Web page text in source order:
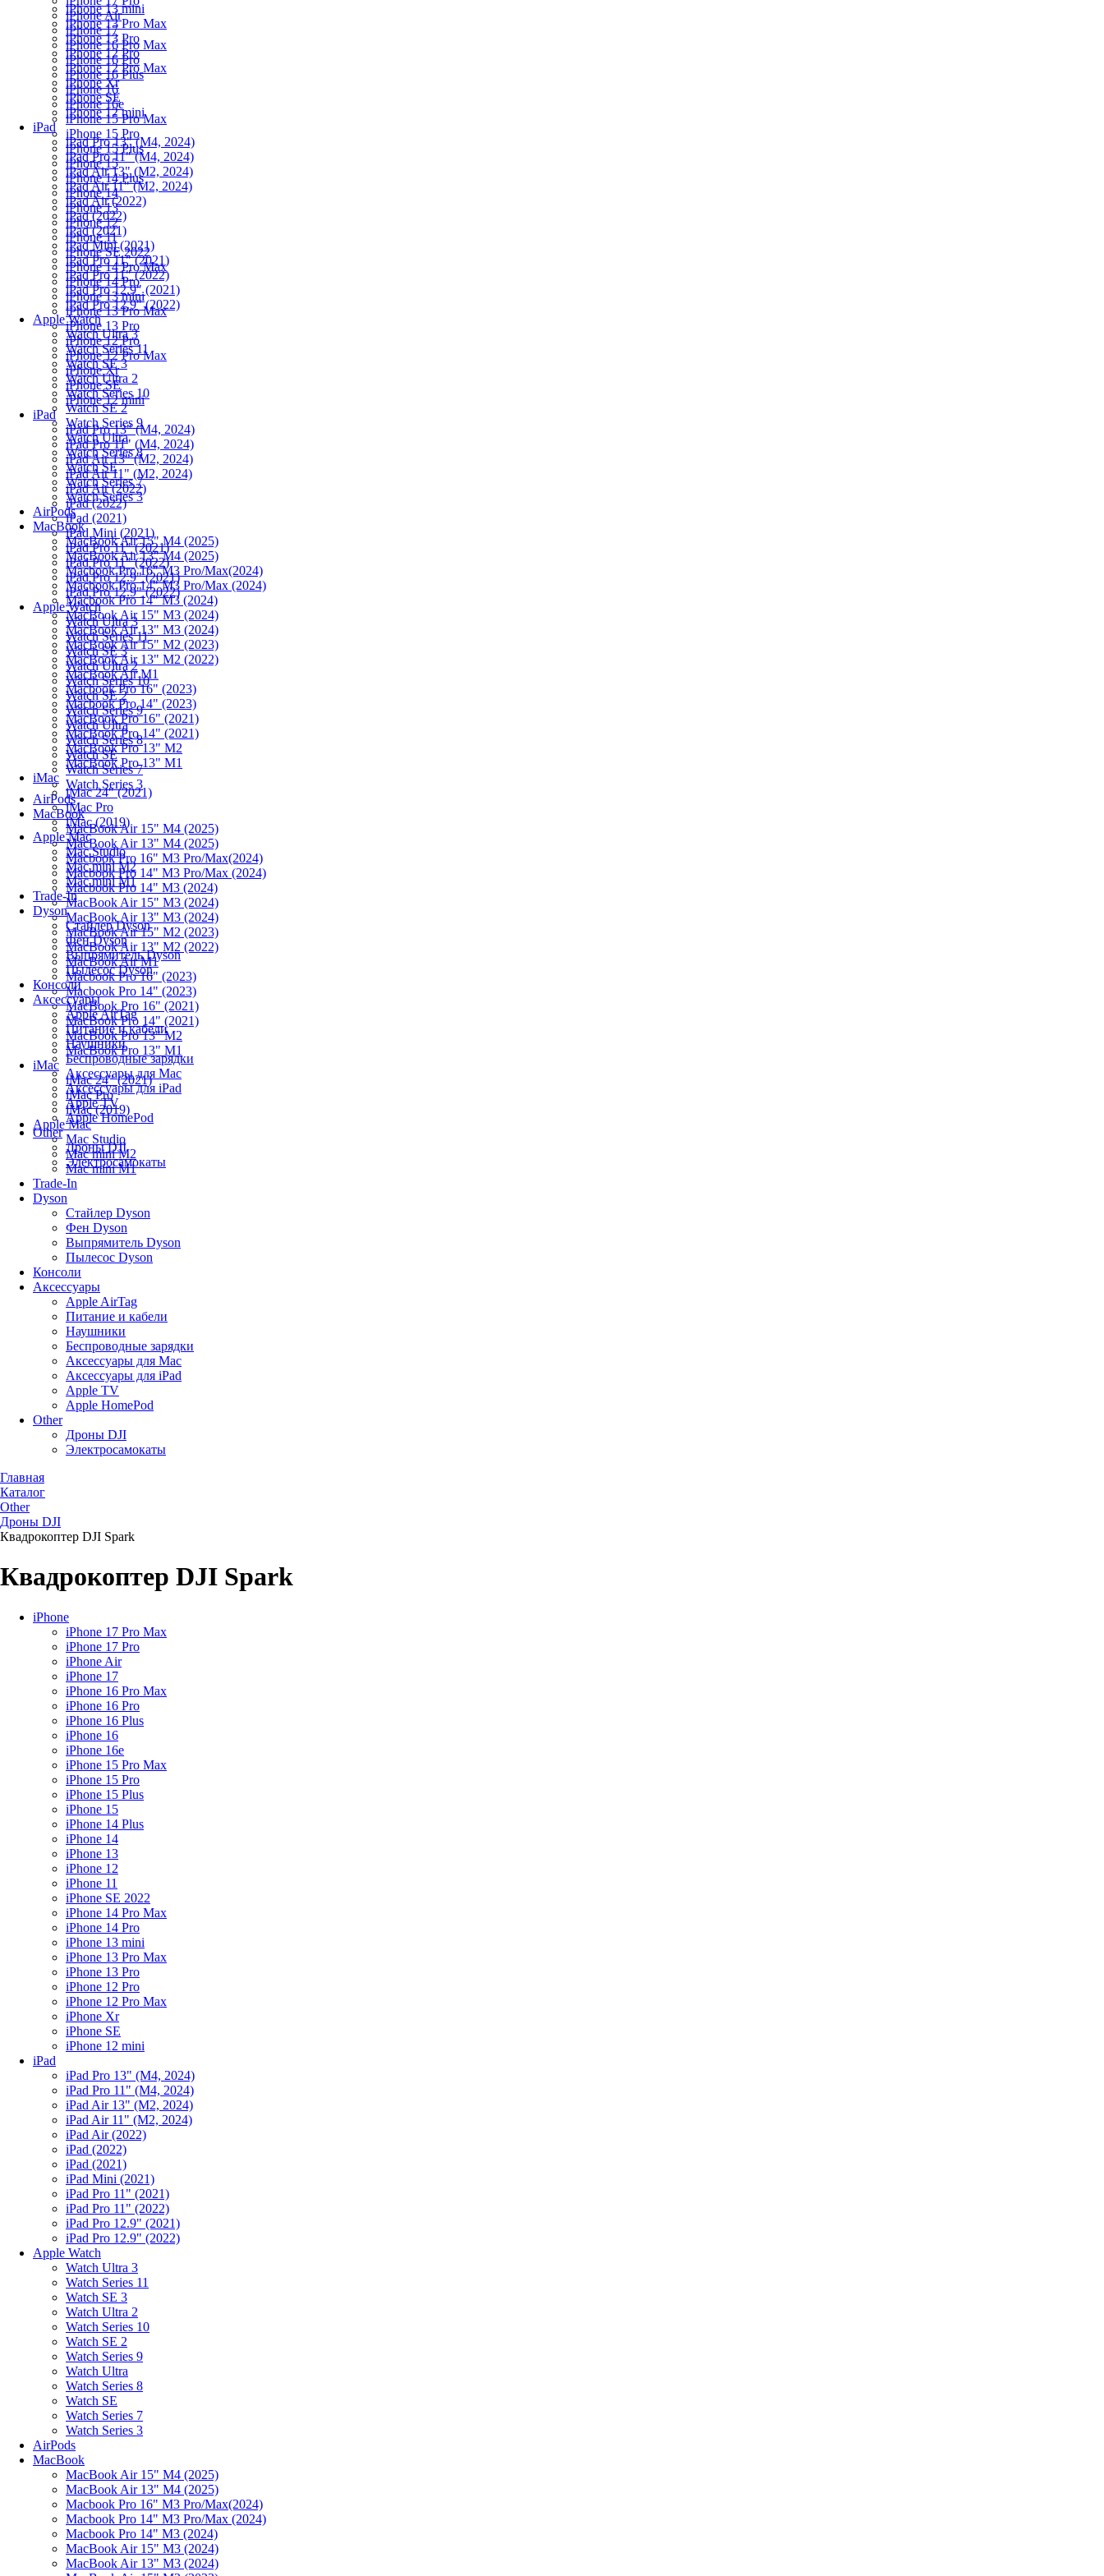
iPhone 13 mini
iPhone 13 Pro Max
iPhone 13 Pro
iPhone 12 Pro
iPhone 12 Pro Max
iPhone Xr
iPhone SE
iPhone 12 mini
iPad
iPad Pro 13" (M4, 2024)
iPad Pro 11" (M4, 2024)
iPad Air 13" (M2, 2024)
iPad Air 11" (M2, 2024)
iPad Air (2022)
iPad (2022)
iPad (2021)
iPad Mini (2021)
iPad Pro 11" (2021)
iPad Pro 11" (2022)
iPad Pro 12.9" (2021)
iPad Pro 12.9" (2022)
Apple Watch
Watch Ultra 3
Watch Series 11
Watch SE 3
Watch Ultra 2
Watch Series 10
Watch SE 2
Watch Series 9
Watch Ultra
Watch Series 8
Watch SE
Watch Series 7
Watch Series 3
AirPods
MacBook
MacBook Air 15" M4 (2025)
MacBook Air 13" M4 (2025)
Macbook Pro 16" M3 Pro/Max(2024)
Macbook Pro 14" M3 Pro/Max (2024)
Macbook Pro 14" M3 (2024)
MacBook Air 15" M3 (2024)
MacBook Air 13" M3 (2024)
MacBook Air 15" M2 (2023)
MacBook Air 13" M2 (2022)
MacBook Air M1
Macbook Pro 16" (2023)
Macbook Pro 14" (2023)
MacBook Pro 16" (2021)
MacBook Pro 14" (2021)
MacBook Pro 13" M2
MacBook Pro 13" M1
iMac
iMac 24" (2021)
iMac Pro
iMac (2019)
Apple Mac
Mac Studio
Mac mini M2
Mac mini M1
Trade-In
Dyson
Стайлер Dyson
Фен Dyson
Выпрямитель Dyson
Пылесос Dyson
Консоли
Аксессуары
Apple AirTag
Питание и кабели
Наушники
Беспроводные зарядки
Аксессуары для Mac
Аксессуары для iPad
Apple TV
Apple HomePod
Other
Дроны DJI
Электросамокаты
iPhone Air
iPhone 17
iPhone 16 Pro Max
iPhone 16 Pro
iPhone 16 Plus
iPhone 16
iPhone 16e
iPhone 15 Pro Max
iPhone 15 Pro
iPhone 15 Plus
iPhone 15
iPhone 14 Plus
iPhone 14
iPhone 13
iPhone 12
iPhone 11
iPhone SE 2022
iPhone 14 Pro Max
iPhone 14 Pro
iPhone 13 mini
iPhone 13 Pro Max
iPhone 13 Pro
iPhone 12 Pro
iPhone 12 Pro Max
iPhone Xr
iPhone SE
iPhone 12 mini
iPad
iPad Pro 13" (M4, 2024)
iPad Pro 11" (M4, 2024)
iPad Air 13" (M2, 2024)
iPad Air 11" (M2, 2024)
iPad Air (2022)
iPad (2022)
iPad (2021)
iPad Mini (2021)
iPad Pro 11" (2021)
iPad Pro 11" (2022)
iPad Pro 12.9" (2021)
iPad Pro 12.9" (2022)
Apple Watch
Watch Ultra 3
Watch Series 11
Watch SE 3
Watch Ultra 2
Watch Series 10
Watch SE 2
Watch Series 9
Watch Ultra
Watch Series 8
Watch SE
Watch Series 7
Watch Series 3
AirPods
MacBook
MacBook Air 15" M4 (2025)
MacBook Air 13" M4 (2025)
Macbook Pro 16" M3 Pro/Max(2024)
Macbook Pro 14" M3 Pro/Max (2024)
Macbook Pro 14" M3 (2024)
MacBook Air 15" M3 (2024)
MacBook Air 13" M3 (2024)
MacBook Air 15" M2 (2023)
MacBook Air 13" M2 (2022)
MacBook Air M1
Macbook Pro 16" (2023)
Macbook Pro 14" (2023)
MacBook Pro 16" (2021)
MacBook Pro 14" (2021)
MacBook Pro 13" M2
MacBook Pro 13" M1
iMac
iMac 24" (2021)
iMac Pro
iMac (2019)
Apple Mac
Mac Studio
Mac mini M2
Mac mini M1
Trade-In
Dyson
Стайлер Dyson
Фен Dyson
Выпрямитель Dyson
Пылесос Dyson
Консоли
Аксессуары
Apple AirTag
Питание и кабели
Наушники
Беспроводные зарядки
Аксессуары для Mac
Аксессуары для iPad
Apple TV
Apple HomePod
Other
Дроны DJI
Электросамокаты
Главная
Каталог
Other
Дроны DJI
Квадрокоптер DJI Spark
Квадрокоптер DJI Spark
iPhone
iPhone 17 Pro Max
iPhone 17 Pro
iPhone Air
iPhone 17
iPhone 16 Pro Max
iPhone 16 Pro
iPhone 16 Plus
iPhone 16
iPhone 16e
iPhone 15 Pro Max
iPhone 15 Pro
iPhone 15 Plus
iPhone 15
iPhone 14 Plus
iPhone 14
iPhone 13
iPhone 12
iPhone 11
iPhone SE 2022
iPhone 14 Pro Max
iPhone 14 Pro
iPhone 13 mini
iPhone 13 Pro Max
iPhone 13 Pro
iPhone 12 Pro
iPhone 12 Pro Max
iPhone Xr
iPhone SE
iPhone 12 mini
iPad
iPad Pro 13" (M4, 2024)
iPad Pro 11" (M4, 2024)
iPad Air 13" (M2, 2024)
iPad Air 11" (M2, 2024)
iPad Air (2022)
iPad (2022)
iPad (2021)
iPad Mini (2021)
iPad Pro 11" (2021)
iPad Pro 11" (2022)
iPad Pro 12.9" (2021)
iPad Pro 12.9" (2022)
Apple Watch
Watch Ultra 3
Watch Series 11
Watch SE 3
Watch Ultra 2
Watch Series 10
Watch SE 2
Watch Series 9
Watch Ultra
Watch Series 8
Watch SE
Watch Series 7
Watch Series 3
AirPods
MacBook
MacBook Air 15" M4 (2025)
MacBook Air 13" M4 (2025)
Macbook Pro 16" M3 Pro/Max(2024)
Macbook Pro 14" M3 Pro/Max (2024)
Macbook Pro 14" M3 (2024)
MacBook Air 15" M3 (2024)
MacBook Air 13" M3 (2024)